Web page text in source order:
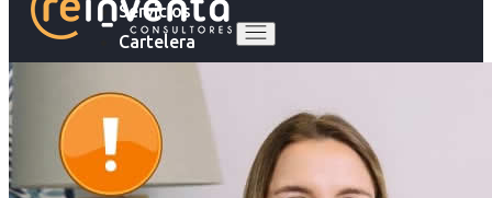
Servicios
Cartelera
Contacto
Ingresa tu Curriculum ->
Nosotras
Servicios
Cartelera